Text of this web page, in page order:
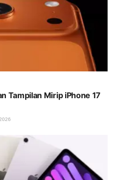
Tampilan Mirip iPhone 17